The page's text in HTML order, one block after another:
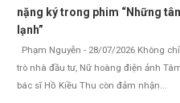
nặng ký trong phim “Những
lạnh”
Phạm Nguyễn - 28/07/2026 Không
trò nhà đầu tư, Nữ hoàng điện ảnh
bác sĩ Hồ Kiều Thu còn đảm nhận...